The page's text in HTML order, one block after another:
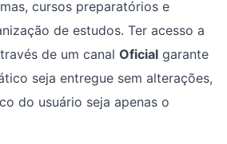
cursos preparatórios e
de estudos. Ter acesso a
de um canal Oficial garante
seja entregue sem alterações,
do usuário seja apenas o